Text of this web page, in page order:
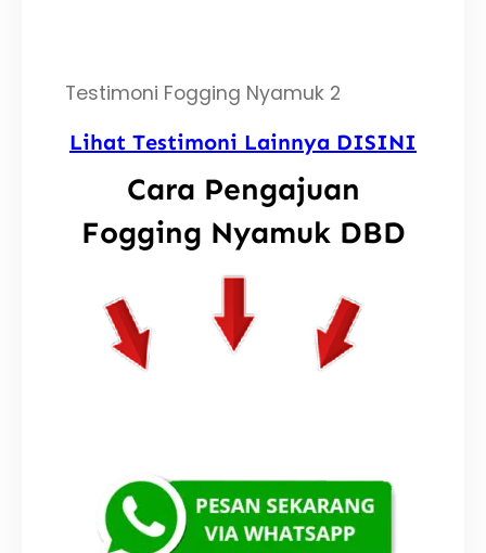
Testimoni Fogging Nyamuk 2
Lihat Testimoni Lainnya DISINI
Cara Pengajuan
Fogging Nyamuk DBD